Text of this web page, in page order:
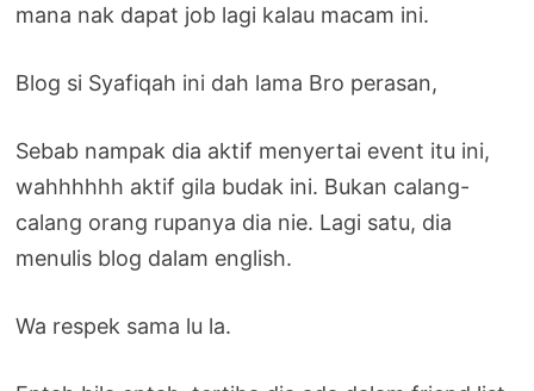
mana nak dapat job lagi kalau macam ini.
Blog si Syafiqah ini dah lama Bro perasan,
Sebab nampak dia aktif menyertai event itu ini,
wahhhhhh aktif gila budak ini. Bukan calang-
calang orang rupanya dia nie. Lagi satu, dia
menulis blog dalam english.
Wa respek sama lu la.